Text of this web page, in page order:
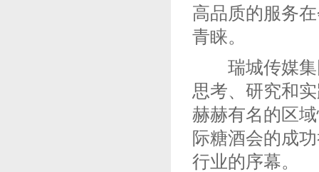
高品质的服务
青睐。
瑞城传媒集
思考、研究和
赫赫有名的区
际糖酒会的成
行业的序幕。